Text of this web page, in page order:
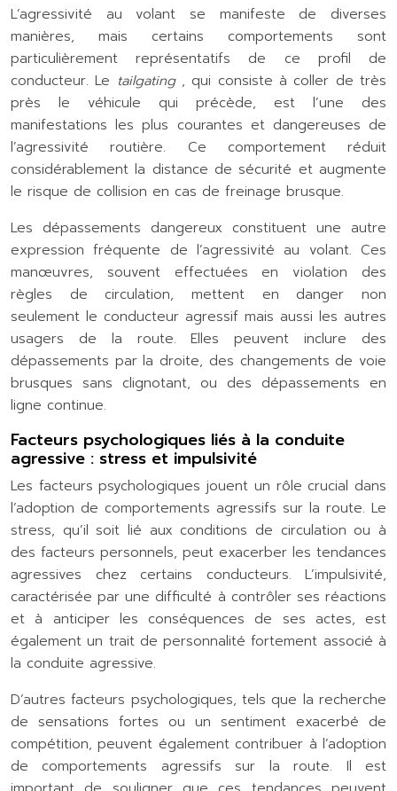
L’agressivité au volant se manifeste de diverses
manières, mais certains comportements sont
particulièrement représentatifs de ce profil de
conducteur. Le tailgating , qui consiste à coller de très
près le véhicule qui précède, est l’une des
manifestations les plus courantes et dangereuses de
l’agressivité routière. Ce comportement réduit
considérablement la distance de sécurité et augmente
le risque de collision en cas de freinage brusque.
Les dépassements dangereux constituent une autre
expression fréquente de l’agressivité au volant. Ces
manœuvres, souvent effectuées en violation des
règles de circulation, mettent en danger non
seulement le conducteur agressif mais aussi les autres
usagers de la route. Elles peuvent inclure des
dépassements par la droite, des changements de voie
brusques sans clignotant, ou des dépassements en
ligne continue.
Facteurs psychologiques liés à la conduite
agressive : stress et impulsivité
Les facteurs psychologiques jouent un rôle crucial dans
l’adoption de comportements agressifs sur la route. Le
stress, qu’il soit lié aux conditions de circulation ou à
des facteurs personnels, peut exacerber les tendances
agressives chez certains conducteurs. L’impulsivité,
caractérisée par une difficulté à contrôler ses réactions
et à anticiper les conséquences de ses actes, est
également un trait de personnalité fortement associé à
la conduite agressive.
D’autres facteurs psychologiques, tels que la recherche
de sensations fortes ou un sentiment exacerbé de
compétition, peuvent également contribuer à l’adoption
de comportements agressifs sur la route. Il est